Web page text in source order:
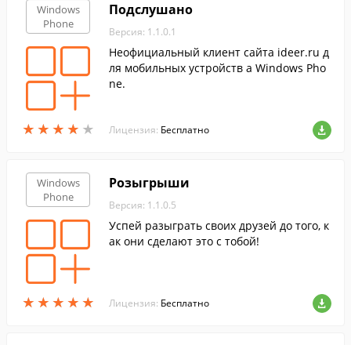
Windows
Phone
★ ★ ★ ★ ★
★ ★ ★ ★ ★
Подслушано
Версия: 1.1.0.1
Неофициальный клиент сайта ideer.ru д
ля мобильных устройств а Windows Pho
ne.
Лицензия: Бесплатно
Windows
Phone
★ ★ ★ ★ ★
★ ★ ★ ★ ★
Розыгрыши
Версия: 1.1.0.5
Успей разыграть своих друзей до того, к
ак они сделают это с тобой!
Лицензия: Бесплатно